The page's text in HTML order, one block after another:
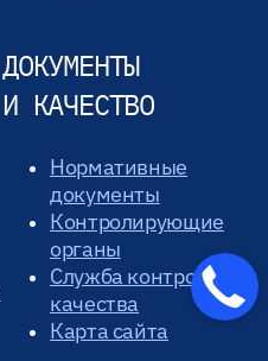
ДОКУМЕНТЫ
И КАЧЕСТВО
Нормативные
документы
Контролирующие
органы
Служба контроля
качества
Карта сайта